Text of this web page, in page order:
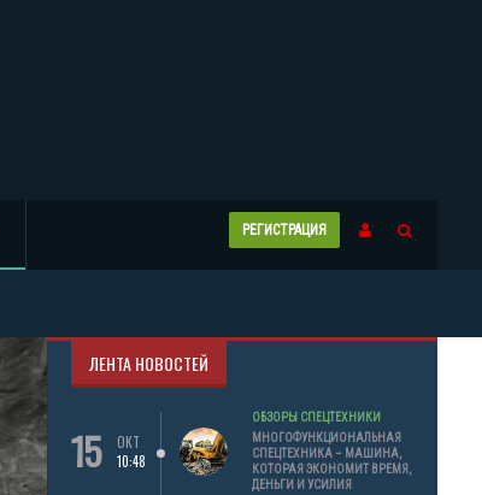
РЕГИСТРАЦИЯ
ЛЕНТА НОВОСТЕЙ
15
ОКТ
10:48
ОБЗОРЫ СПЕЦТЕХНИКИ
МНОГОФУНКЦИОНАЛЬНАЯ
СПЕЦТЕХНИКА – МАШИНА,
КОТОРАЯ ЭКОНОМИТ ВРЕМЯ,
ДЕНЬГИ И УСИЛИЯ